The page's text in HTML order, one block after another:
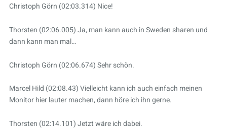
Christoph Görn (02:03.314) Nice!
Thorsten (02:06.005) Ja, man kann auch in Sweden sharen und
dann kann man mal…
Christoph Görn (02:06.674) Sehr schön.
Marcel Hild (02:08.43) Vielleicht kann ich auch einfach meinen
Monitor hier lauter machen, dann höre ich ihn gerne.
Thorsten (02:14.101) Jetzt wäre ich dabei.